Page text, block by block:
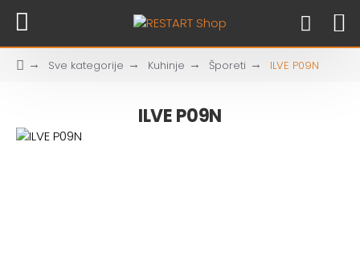
Sve kategorije Kuhinje Šporeti ILVE P09N
ILVE P09N